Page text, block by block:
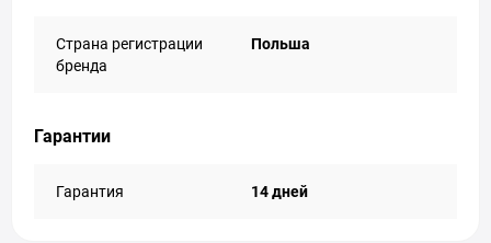
Страна регистрации
бренда
Польша
Гарантии
Гарантия 14 дней